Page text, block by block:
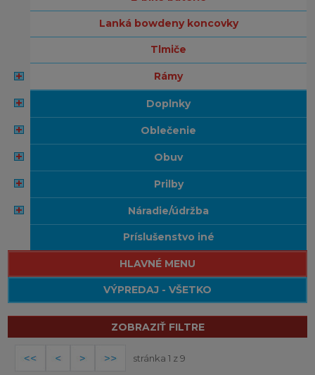
lanká bowdeny koncovky
tlmiče
rámy
doplnky
oblečenie
obuv
prilby
náradie/údržba
príslušenstvo iné
HLAVNÉ MENU
VÝPREDAJ - VŠETKO
ZOBRAZIŤ FILTRE
stránka 1 z 9